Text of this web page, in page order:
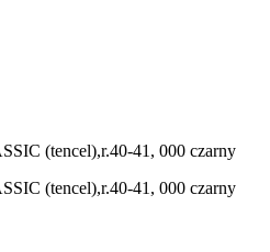
(tencel),r.40-41, 000 czarny
(tencel),r.40-41, 000 czarny